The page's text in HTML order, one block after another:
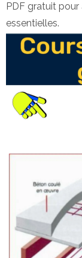
PDF gratuit
essentielles.